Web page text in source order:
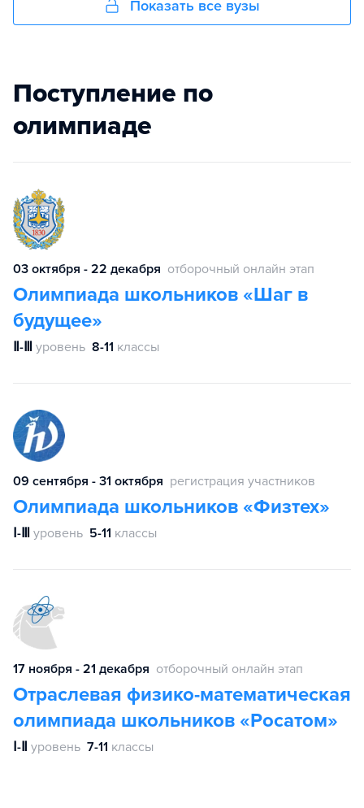
Показать все вузы
Поступление по
олимпиаде
03 октября - 22 декабря отборочный онлайн этап
Олимпиада школьников «Шаг в
будущее»
Ⅱ-Ⅲ уровень 8-11 классы
09 сентября - 31 октября регистрация участников
Олимпиада школьников «Физтех»
Ⅰ-Ⅲ уровень 5-11 классы
17 ноября - 21 декабря отборочный онлайн этап
Отраслевая физико-математическая
олимпиада школьников «Росатом»
Ⅰ-Ⅱ уровень 7-11 классы